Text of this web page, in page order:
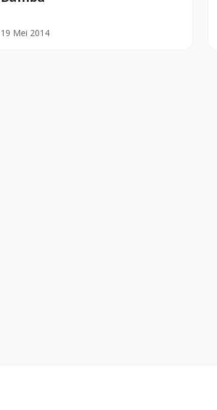
19 Mei 2014